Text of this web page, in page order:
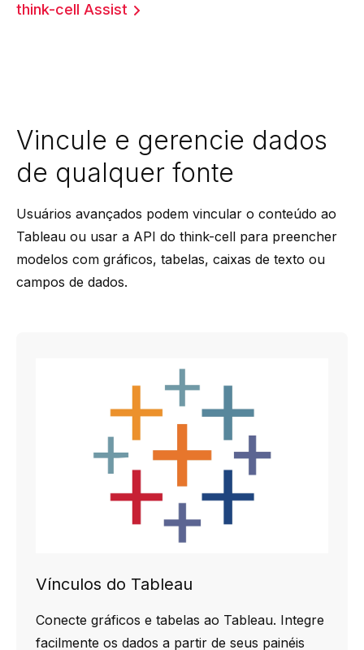
think-cell Assist
Vincule e gerencie dados
de qualquer fonte
Usuários avançados podem vincular o conteúdo ao
Tableau ou usar a API do think-cell para preencher
modelos com gráficos, tabelas, caixas de texto ou
campos de dados.
Vínculos do Tableau
Conecte gráficos e tabelas ao Tableau. Integre
facilmente os dados a partir de seus painéis